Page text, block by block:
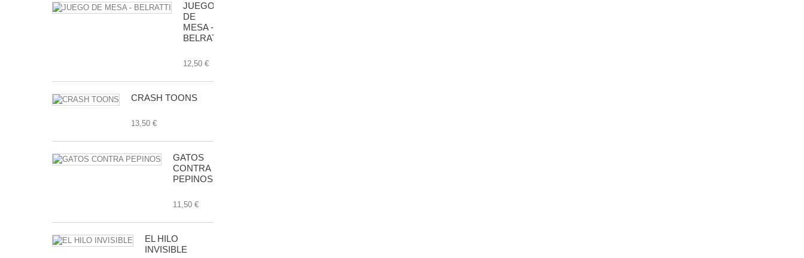
JUEGO
DE
MESA -
BELRATTI
12,50 €
CRASH TOONS
13,50 €
GATOS
CONTRA
PEPINOS
11,50 €
EL HILO
INVISIBLE